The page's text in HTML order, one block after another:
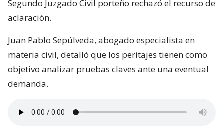
Segundo Juzgado Civil porteño rechazó el recurso de
aclaración.
Juan Pablo Sepúlveda, abogado especialista en
materia civil, detalló que los peritajes tienen como
objetivo analizar pruebas claves ante una eventual
demanda.